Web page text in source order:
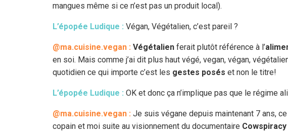
mangues même si ce n’est pas un produit local).
L’épopée Ludique : Végan, Végétalien, c’est pareil ?
@ma.cuisine.vegan : Végétalien ferait plutôt référence à l’
en soi. Mais comme j’ai dit plus haut végé, vegan, végan,
quotidien ce qui importe c’est les gestes posés et non le titre!
L’épopée Ludique : OK et donc ça n’implique pas que le régime
@ma.cuisine.vegan : Je suis végane depuis maintenant 7 ans,
copain et moi suite au visionnement du documentaire Cowspiracy